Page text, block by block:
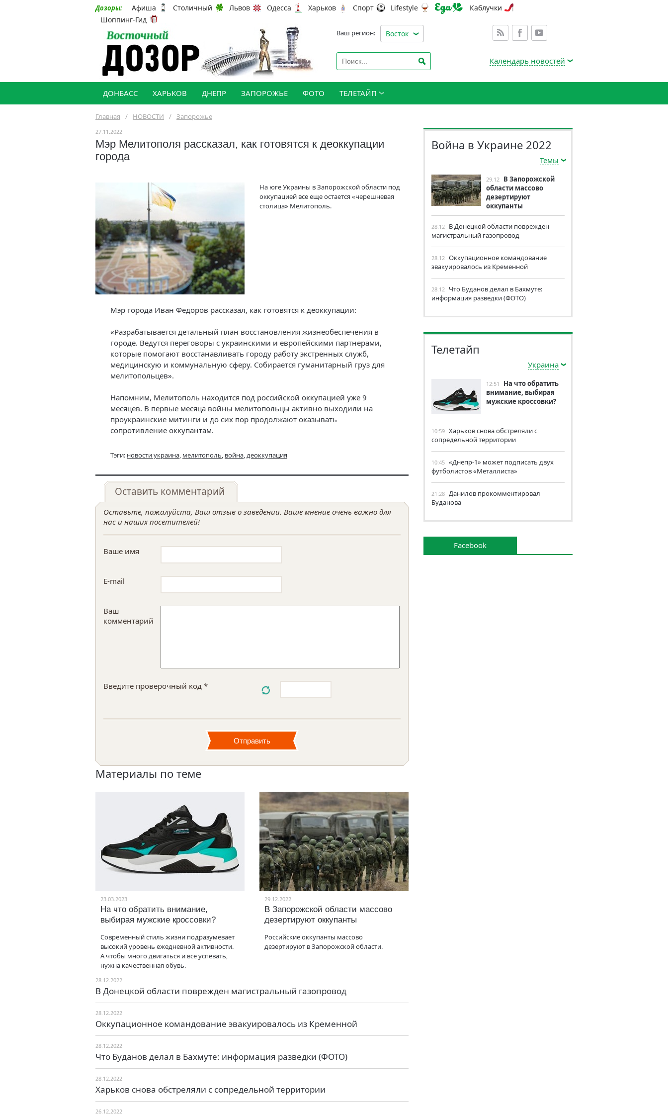
Дозоры: Афиша Столичный Львов Одесса Харьков Спорт Lifestyle
Каблучки
Шоппинг-Гид
Ваш регион: Восток
Календарь новостей
ДОНБАСС ХАРЬКОВ ДНЕПР ЗАПОРОЖЬЕ ФОТО ТЕЛЕТАЙП
Главная / НОВОСТИ / Запорожье
27.11.2022
Мэр Мелитополя рассказал, как готовятся к деоккупации
города
На юге Украины в Запорожской области под
оккупацией все еще остается «черешневая
столица» Мелитополь.
Мэр города Иван Федоров рассказал, как готовятся к деоккупации:
«Разрабатывается детальный план восстановления жизнеобеспечения в
городе. Ведутся переговоры с украинскими и европейскими партнерами,
которые помогают восстанавливать городу работу экстренных служб,
медицинскую и коммунальную сферу. Собирается гуманитарный груз для
мелитопольцев».
Напомним, Мелитополь находится под российской оккупацией уже 9
месяцев. В первые месяца войны мелитопольцы активно выходили на
проукраинские митинги и до сих пор продолжают оказывать
сопротивление оккупантам.
Тэги: новости украина, мелитополь, война,деоккупация
Оставить комментарий
Оставьте, пожалуйста, Ваш отзыв о заведении. Ваше мнение очень важно для
нас и наших посетителей!
Ваше имя
E-mail
Ваш
комментарий
Введите проверочный код *
Материалы по теме
23.03.2023
На что обратить внимание,
выбирая мужские кроссовки?
Современный стиль жизни подразумевает
высокий уровень ежедневной активности.
А чтобы много двигаться и все успевать,
нужна качественная обувь.
29.12.2022
В Запорожской области массово
дезертируют оккупанты
Российские оккупанты массово
дезертируют в Запорожской области.
28.12.2022
В Донецкой области поврежден магистральный газопровод
28.12.2022
Оккупационное командование эвакуировалось из Кременной
28.12.2022
Что Буданов делал в Бахмуте: информация разведки (ФОТО)
28.12.2022
Харьков снова обстреляли с сопредельной территории
26.12.2022
Война в Украине 2022
Темы
29.12 В Запорожской
области массово
дезертируют
оккупанты
28.12 В Донецкой области поврежден
магистральный газопровод
28.12 Оккупационное командование
эвакуировалось из Кременной
28.12 Что Буданов делал в Бахмуте:
информация разведки (ФОТО)
Телетайп
Украина
12:51
На что обратить
внимание, выбирая
мужские кроссовки?
10:59 Харьков снова обстреляли с
сопредельной территории
10:45 «Днепр-1» может подписать двух
футболистов «Металлиста»
21:28 Данилов прокомментировал
Буданова
Facebook